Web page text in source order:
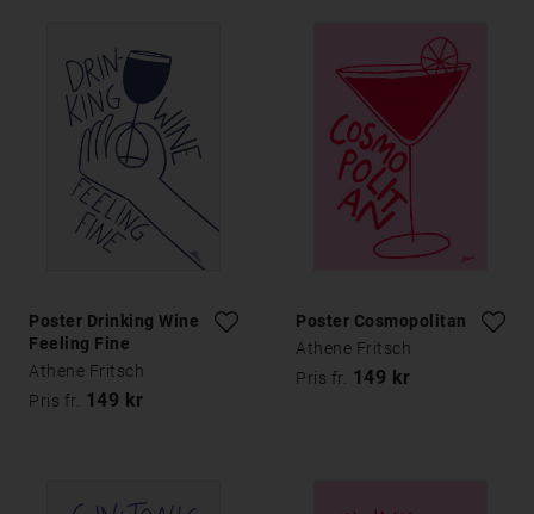
Poster Drinking Wine
Feeling Fine
Athene Fritsch
Pris fr. 149 kr
Poster Cosmopolitan
Athene Fritsch
Pris fr. 149 kr